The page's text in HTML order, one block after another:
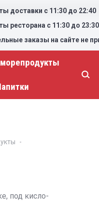
доставки с 11:30 до 22:40
ресторана с 11:30 до 23:30
заказы на сайте не
под кисло-